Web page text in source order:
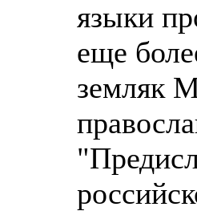
языки
еще
земляк